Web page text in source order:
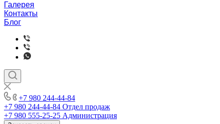
Галерея
Контакты
Блог
+7 980 244-44-84
+7 980 244-44-84 Отдел продаж
+7 980 555-25-25 Администрация